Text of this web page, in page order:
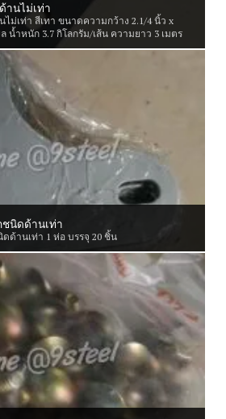
านไม่เท่า
ไม่เท่า สีเทา ขนาดความกว้าง 2.1/4 นิ้ว x
น้ำหนัก 3.7 กิโลกรัม/เส้น ความยาว 3 เมตร
นิดด้านเท่า
ด้านเท่า 1 ห่อ บรรจุ 20 ชิ้น